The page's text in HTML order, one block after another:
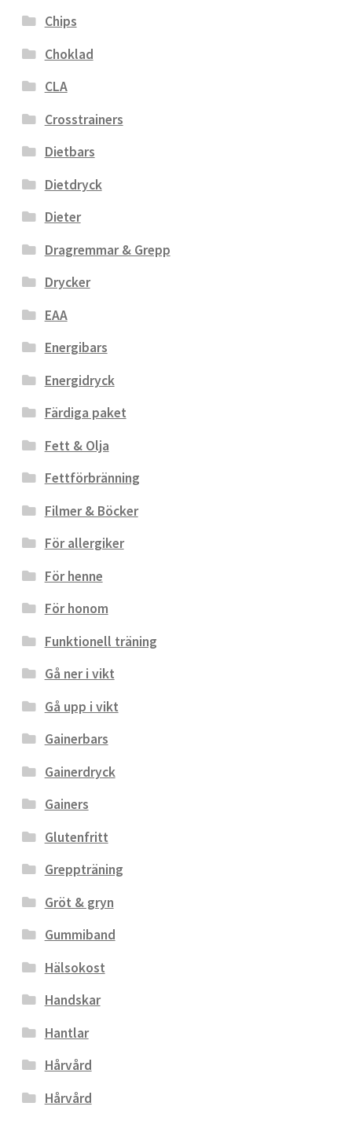
Chips
Choklad
CLA
Crosstrainers
Dietbars
Dietdryck
Dieter
Dragremmar & Grepp
Drycker
EAA
Energibars
Energidryck
Färdiga paket
Fett & Olja
Fettförbränning
Filmer & Böcker
För allergiker
För henne
För honom
Funktionell träning
Gå ner i vikt
Gå upp i vikt
Gainerbars
Gainerdryck
Gainers
Glutenfritt
Greppträning
Gröt & gryn
Gummiband
Hälsokost
Handskar
Hantlar
Hårvård
Hårvård